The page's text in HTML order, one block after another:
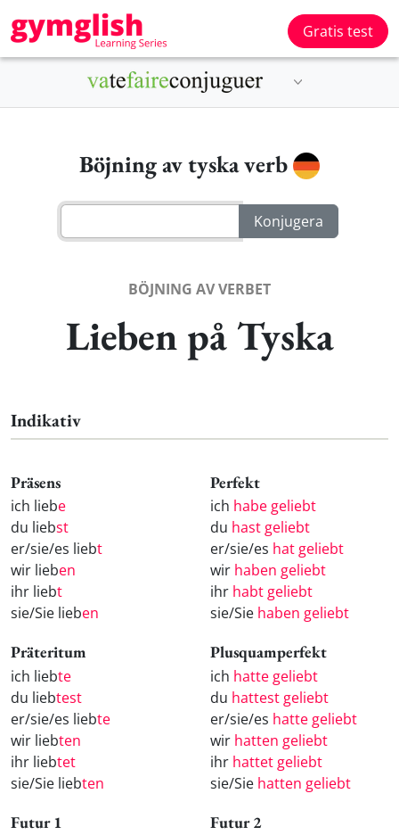
Gratis test
Böjning av tyska verb
BÖJNING AV VERBET
Lieben på Tyska
Indikativ
Präsens
ich liebe
du liebst
er/sie/es liebt
wir lieben
ihr liebt
sie/Sie lieben
Perfekt
ich habe geliebt
du hast geliebt
er/sie/es hat geliebt
wir haben geliebt
ihr habt geliebt
sie/Sie haben geliebt
Präteritum
ich liebte
du liebtest
er/sie/es liebte
wir liebten
ihr liebtet
sie/Sie liebten
Plusquamperfekt
ich hatte geliebt
du hattest geliebt
er/sie/es hatte geliebt
wir hatten geliebt
ihr hattet geliebt
sie/Sie hatten geliebt
Futur 1 Futur 2